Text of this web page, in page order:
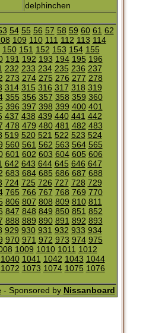
delphinchen
54 55 56 57 58 59 60 61 62
109 110 111 112 113 114
150 151 152 153 154 155
191 192 193 194 195 196
232 233 234 235 236 237
273 274 275 276 277 278
314 315 316 317 318 319
355 356 357 358 359 360
396 397 398 399 400 401
437 438 439 440 441 442
478 479 480 481 482 483
519 520 521 522 523 524
560 561 562 563 564 565
601 602 603 604 605 606
642 643 644 645 646 647
683 684 685 686 687 688
724 725 726 727 728 729
765 766 767 768 769 770
806 807 808 809 810 811
847 848 849 850 851 852
888 889 890 891 892 893
929 930 931 932 933 934
970 971 972 973 974 975
1009 1010 1011 1012
1040 1041 1042 1043 1044
1072 1073 1074 1075 1076
- Sponsored by Nissanboard